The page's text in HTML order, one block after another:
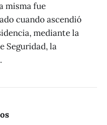
misma fue
cuando ascendió
mediante la
Seguridad, la